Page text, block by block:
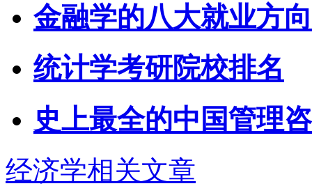
金融学的八大就业方
统计学考研院校排名
史上最全的中国管理
经济学相关文章